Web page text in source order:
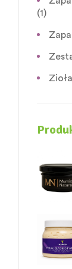
(1)
Zioła